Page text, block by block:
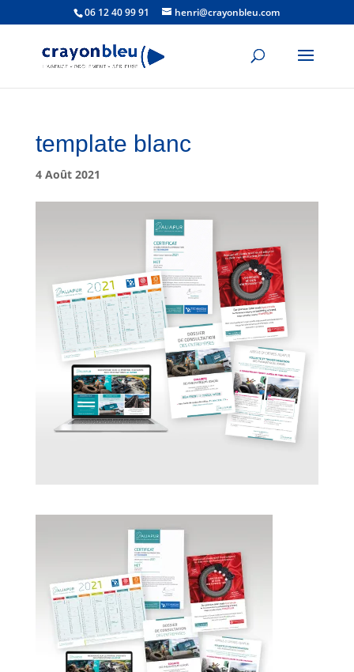
06 12 40 99 91 henri@crayonbleu.com
template blanc
4 Août 2021